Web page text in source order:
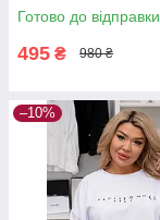
Готово до відправки
495 ₴ 980 ₴
–10%